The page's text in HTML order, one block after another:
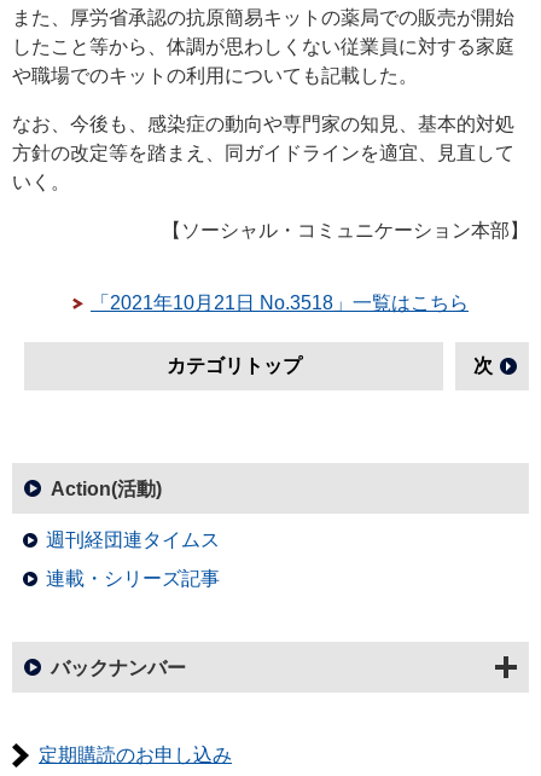
また、厚労省承認の抗原簡易キットの薬局での販売が開始
したこと等から、体調が思わしくない従業員に対する家庭
や職場でのキットの利用についても記載した。
なお、今後も、感染症の動向や専門家の知見、基本的対処
方針の改定等を踏まえ、同ガイドラインを適宜、見直して
いく。
【ソーシャル・コミュニケーション本部】
「2021年10月21日 No.3518」一覧はこちら
カテゴリトップ 次
Action(活動)
週刊経団連タイムス
連載・シリーズ記事
バックナンバー
定期購読のお申し込み